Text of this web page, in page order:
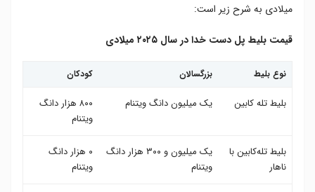
میلادی به شرح زیر است:
قیمت بلیط پل دست خدا در سال ۲۰۲۵ میلادی
نوع بلیط بزرگسالان کودکان
بلیط تله کابین یک میلیون دانگ ویتنام
۸۰۰ هزار دانگ
ویتنام
بلیط تله‌کابین با
ناهار
یک میلیون و ۳۰۰ هزار دانگ
ویتنام
۰ هزار دانگ
ویتنام